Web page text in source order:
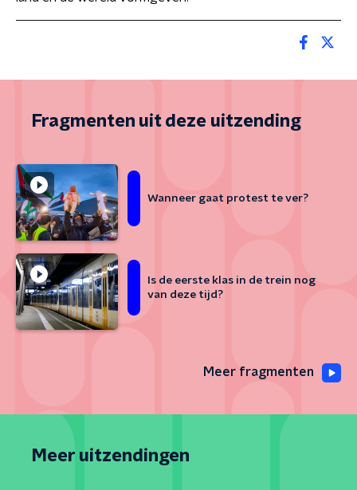
Fragmenten uit deze uitzending
Wanneer gaat protest te ver?
Is de eerste klas in de trein nog
van deze tijd?
Meer fragmenten
Meer uitzendingen